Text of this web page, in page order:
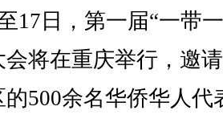
日，第一届“一带一
会将在重庆举行，邀
500余名华侨华人代